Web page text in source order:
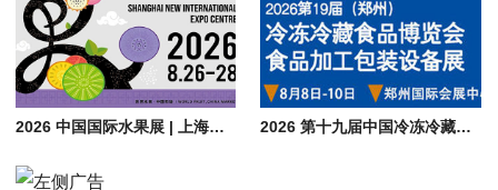
2026 中国国际水果展 | 上海水果展览会 CHINA FRUIT 2026 第十九届中国冷冻冷藏食品博览会（郑州）| 食品加工包装设备展会